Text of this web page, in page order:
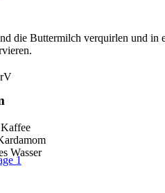
1
die Buttermilch verquirlen und
Wasser